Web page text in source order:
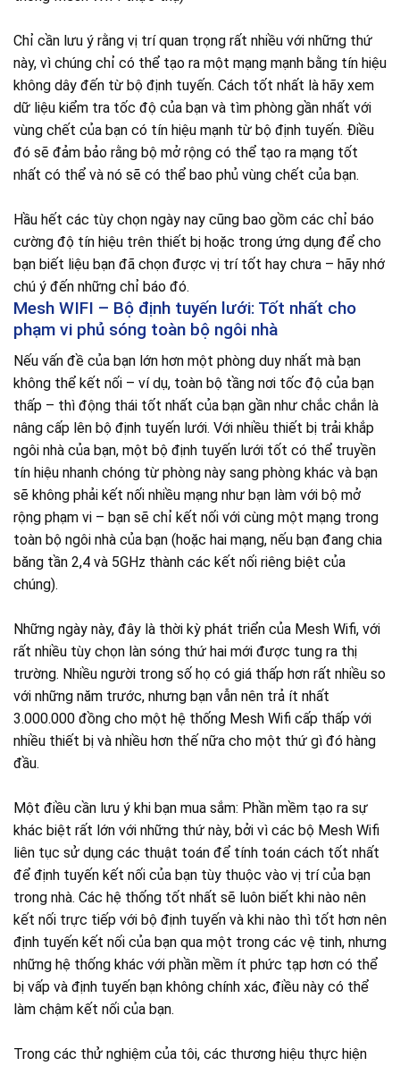
Chỉ cần lưu ý rằng vị trí quan trọng rất nhiều với những thứ
này, vì chúng chỉ có thể tạo ra một mạng mạnh bằng tín hiệu
không dây đến từ bộ định tuyến. Cách tốt nhất là hãy xem
dữ liệu kiểm tra tốc độ của bạn và tìm phòng gần nhất với
vùng chết của bạn có tín hiệu mạnh từ bộ định tuyến. Điều
đó sẽ đảm bảo rằng bộ mở rộng có thể tạo ra mạng tốt
nhất có thể và nó sẽ có thể bao phủ vùng chết của bạn.
Hầu hết các tùy chọn ngày nay cũng bao gồm các chỉ báo
cường độ tín hiệu trên thiết bị hoặc trong ứng dụng để cho
bạn biết liệu bạn đã chọn được vị trí tốt hay chưa – hãy nhớ
chú ý đến những chỉ báo đó.
Mesh WIFI – Bộ định tuyến lưới: Tốt nhất cho
phạm vi phủ sóng toàn bộ ngôi nhà
Nếu vấn đề của bạn lớn hơn một phòng duy nhất mà bạn
không thể kết nối – ví dụ, toàn bộ tầng nơi tốc độ của bạn
thấp – thì động thái tốt nhất của bạn gần như chắc chắn là
nâng cấp lên bộ định tuyến lưới. Với nhiều thiết bị trải khắp
ngôi nhà của bạn, một bộ định tuyến lưới tốt có thể truyền
tín hiệu nhanh chóng từ phòng này sang phòng khác và bạn
sẽ không phải kết nối nhiều mạng như bạn làm với bộ mở
rộng phạm vi – bạn sẽ chỉ kết nối với cùng một mạng trong
toàn bộ ngôi nhà của bạn (hoặc hai mạng, nếu bạn đang chia
băng tần 2,4 và 5GHz thành các kết nối riêng biệt của
chúng).
Những ngày này, đây là thời kỳ phát triển của Mesh Wifi, với
rất nhiều tùy chọn làn sóng thứ hai mới được tung ra thị
trường. Nhiều người trong số họ có giá thấp hơn rất nhiều so
với những năm trước, nhưng bạn vẫn nên trả ít nhất
3.000.000 đồng cho một hệ thống Mesh Wifi cấp thấp với
nhiều thiết bị và nhiều hơn thế nữa cho một thứ gì đó hàng
đầu.
Một điều cần lưu ý khi bạn mua sắm: Phần mềm tạo ra sự
khác biệt rất lớn với những thứ này, bởi vì các bộ Mesh Wifi
liên tục sử dụng các thuật toán để tính toán cách tốt nhất
để định tuyến kết nối của bạn tùy thuộc vào vị trí của bạn
trong nhà. Các hệ thống tốt nhất sẽ luôn biết khi nào nên
kết nối trực tiếp với bộ định tuyến và khi nào thì tốt hơn nên
định tuyến kết nối của bạn qua một trong các vệ tinh, nhưng
những hệ thống khác với phần mềm ít phức tạp hơn có thể
bị vấp và định tuyến bạn không chính xác, điều này có thể
làm chậm kết nối của bạn.
Trong các thử nghiệm của tôi, các thương hiệu thực hiện